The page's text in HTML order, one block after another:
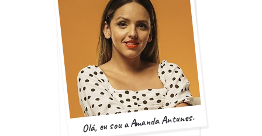
Olá, eu sou a Amanda Antunes.